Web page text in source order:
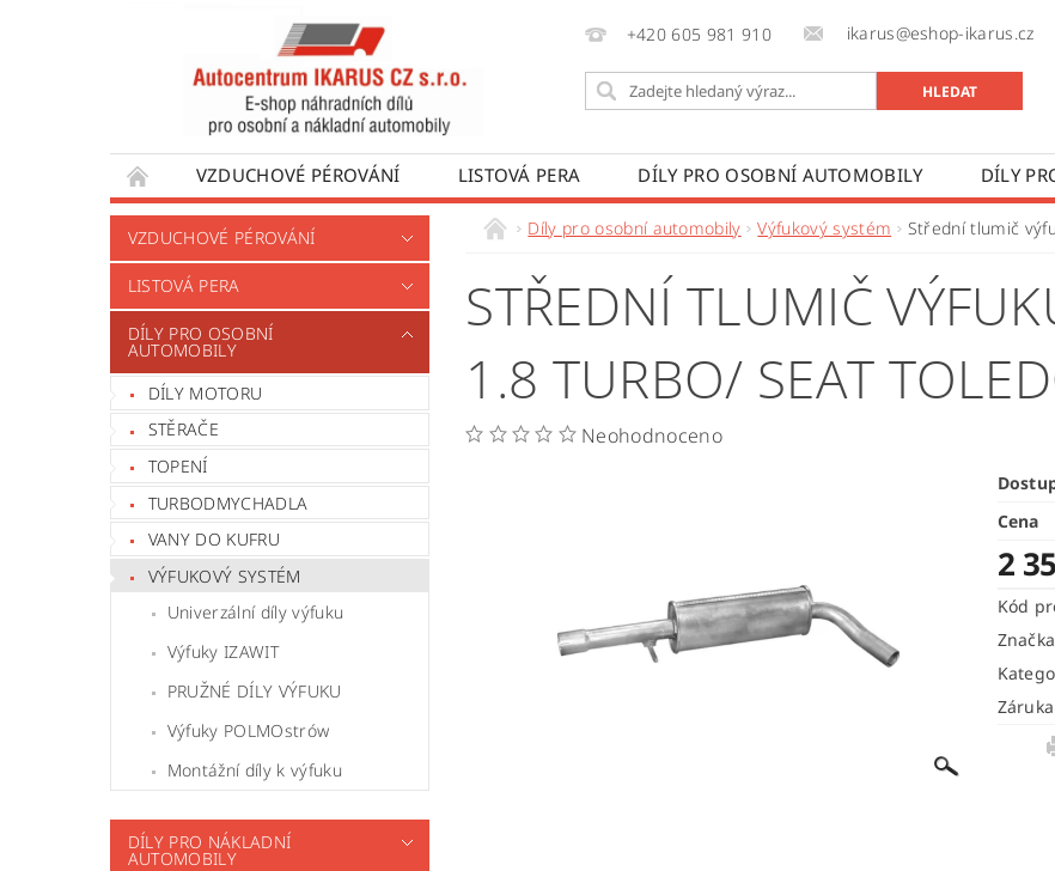
+420 605 981 910 ikarus@eshop-ikarus.cz
VZDUCHOVÉ PÉROVÁNÍ LISTOVÁ PERA DÍLY PRO OSOBNÍ AUTOMOBILY
DÍLY
DÍLY PRO AUTOBUSY
DÍLY PRO UŽÍTKOVÉ VOZY DÍLY PRO ZEMĚDĚLSKÉ STROJE
VÝROBA VENTILŮ MOTORU
VZDUCHOVÉ PÉROVÁNÍ
LISTOVÁ PERA
DÍLY PRO OSOBNÍ
AUTOMOBILY
DÍLY MOTORU
STĚRAČE
TOPENÍ
TURBODMYCHADLA
VANY DO KUFRU
VÝFUKOVÝ SYSTÉM
Univerzální díly výfuku
Výfuky IZAWIT
PRUŽNÉ DÍLY VÝFUKU
Výfuky POLMOstrów
Montážní díly k výfuku
DÍLY PRO NÁKLADNÍ
AUTOMOBILY
Díly pro osobní automobily Výfukový systém Střední tlumič
STŘEDNÍ TLUMIČ
1.8 TURBO/ SEAT
Neohodnoceno
Cena
2
Kód
Značka
Záruka